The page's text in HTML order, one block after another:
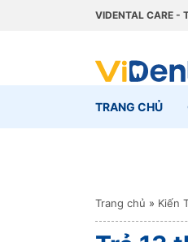
VIDENTAL CARE -
TRANG CHỦ
Trang chủ » Kiến